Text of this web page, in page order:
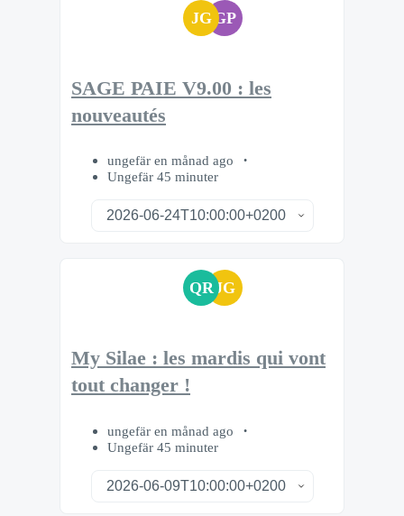
JG GP
SAGE PAIE V9.00 : les
nouveautés
ungefär en månad ago
Ungefär 45 minuter
QR JG
My Silae : les mardis qui vont
tout changer !
ungefär en månad ago
Ungefär 45 minuter